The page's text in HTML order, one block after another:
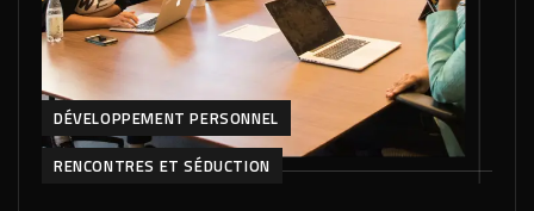
DÉVELOPPEMENT PERSONNEL
RENCONTRES ET SÉDUCTION